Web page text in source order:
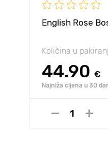
English Rose
Količina u
44.90 €
Najniža cijena u 30